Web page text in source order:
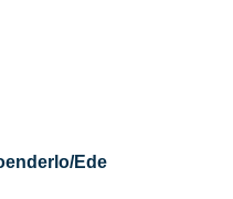
Ede